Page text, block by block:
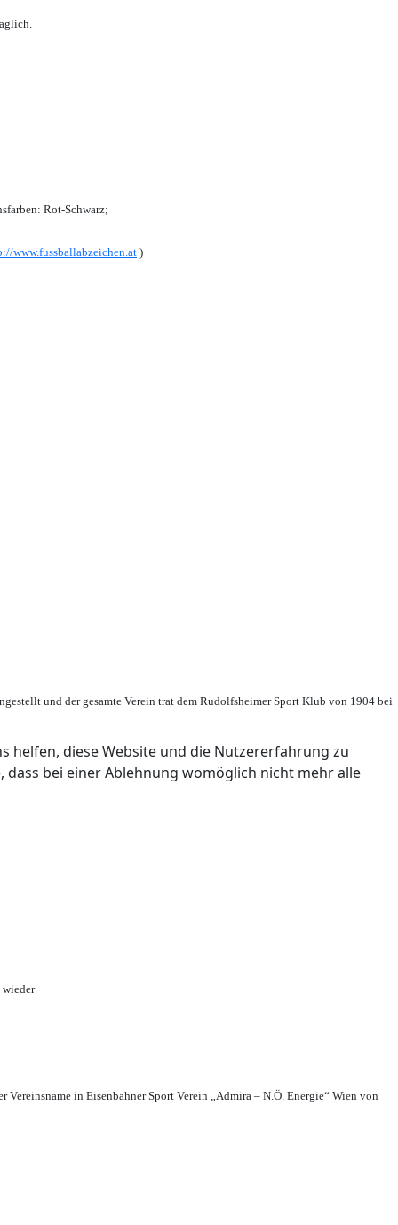
helfen, diese Website und die Nutzererfahrung zu
dass bei einer Ablehnung womöglich nicht mehr alle
Rot-Schwarz;
www.fussballabzeichen.at )
und der gesamte Verein trat dem Rudolfsheimer Sport Klub von 1904 bei
wieder
Vereinsname in Eisenbahner Sport Verein „Admira – N.Ö. Energie“ Wien von